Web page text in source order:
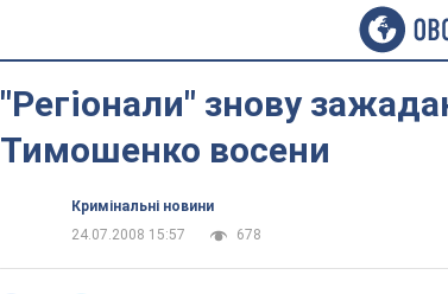
"Регіонали" знову
Тимошенко восени
Кримінальні новини
24.07.2008 15:57
678